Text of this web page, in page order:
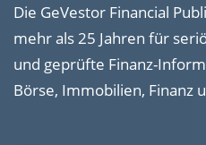
Die GeVestor Financial
mehr als 25 Jahren für
und geprüfte Finanz-
Börse, Immobilien, Finanz